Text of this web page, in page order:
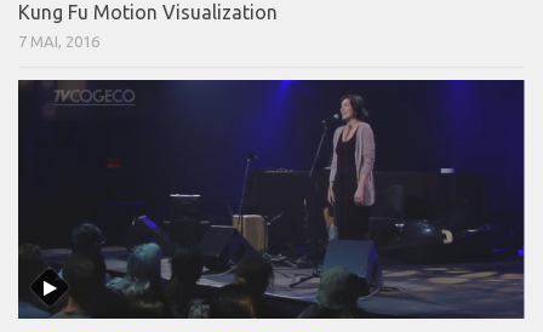
Kung Fu Motion Visualization
7 MAI, 2016